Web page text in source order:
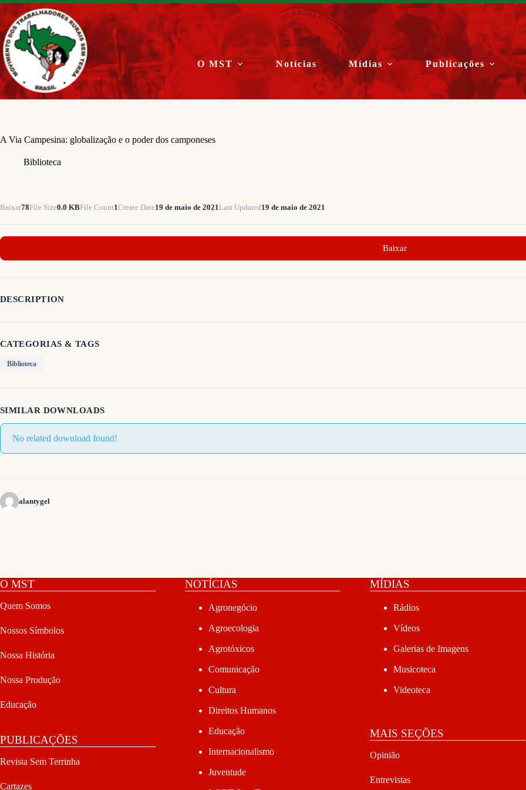
Pular
para
o
conteúdo
O MST Notícias Mídias Publicações
A Via Campesina: globalização e o poder dos camponeses
Biblioteca
Baixar78File Size0.0 KBFile Count1Create Date19 de maio de 2021Last Updated19 de maio de 2021
Baixar
DESCRIPTION
CATEGORIAS & TAGS
Biblioteca
SIMILAR DOWNLOADS
No related download found!
alantygel
O MST
Quem Somos
Nossos Símbolos
Nossa História
Nossa Produção
Educação
PUBLICAÇÕES
Revista Sem Terrinha
Cartazes
NOTÍCIAS
Agronegócio
Agroecologia
Agrotóxicos
Comunicação
Cultura
Direitos Humanos
Educação
Internacionalismo
Juventude
MÍDIAS
Rádios
Vídeos
Galerias de Imagens
Musicoteca
Videoteca
MAIS SEÇÕES
Opinião
Entrevistas